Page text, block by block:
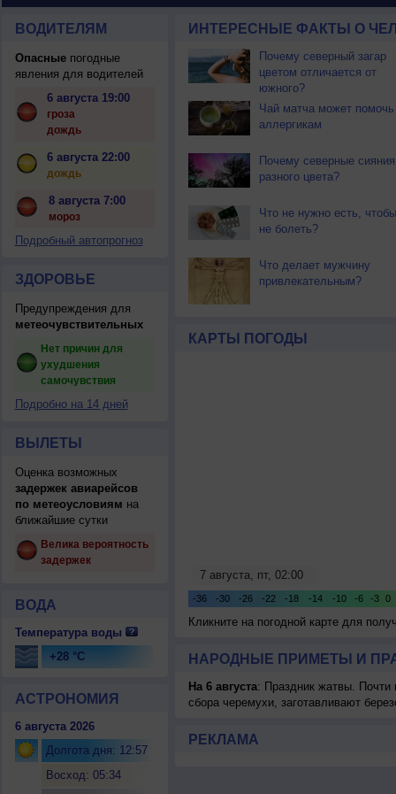
ВОДИТЕЛЯМ
Опасныепогодные
явления для водителей
6 августа 19:00
гроза
дождь
6 августа 22:00
дождь
8 августа 7:00
мороз
Подробный автопрогноз
ЗДОРОВЬЕ
Предупреждения для
метеочувствительных
Нет причин для
ухудшения
самочувствия
Подробно на 14 дней
ВЫЛЕТЫ
Оценка возможных
задержек авиарейсов
по метеоусловиям на
ближайшие сутки
Велика вероятность
задержек
ВОДА
Температура воды
+28 °C
АСТРОНОМИЯ
6 августа 2026
Долгота дня: 12:57
Восход: 05:34
ИНТЕРЕСНЫЕ ФАКТЫ О
Почему северный загар
цветом отличается от
южного?
Чай матча может помочь
аллергикам
Почему северные сияния
разного цвета?
Что не нужно есть, чтобы
не болеть?
Что делает мужчину
привлекательным?
КАРТЫ ПОГОДЫ
Кликните на погодной карте для
НАРОДНЫЕ ПРИМЕТЫ И
На 6 августа: Праздник жатвы. Почти
сбора черемухи, заготавливают
РЕКЛАМА